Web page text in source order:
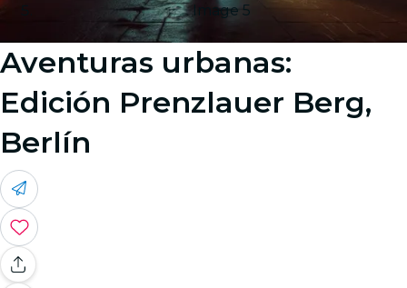
Image 5
Aventuras urbanas:
Edición Prenzlauer Berg,
Berlín